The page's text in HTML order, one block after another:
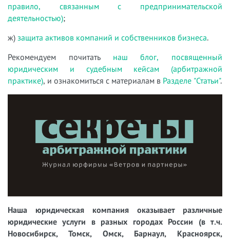
правило, связанным с предпринимательской
деятельностью);
ж) защита активов компаний и собственников бизнеса.
Рекомендуем почитать наш блог, посвященный
юридическим и судебным кейсам (арбитражной
практике), и ознакомиться с материалам в Разделе "Статьи".
Наша юридическая компания оказывает различные
юридические услуги в разных городах России (в т.ч.
Новосибирск, Томск, Омск, Барнаул, Красноярск,